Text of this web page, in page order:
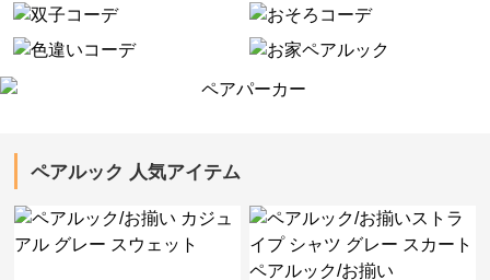
ペアルック 人気アイテム